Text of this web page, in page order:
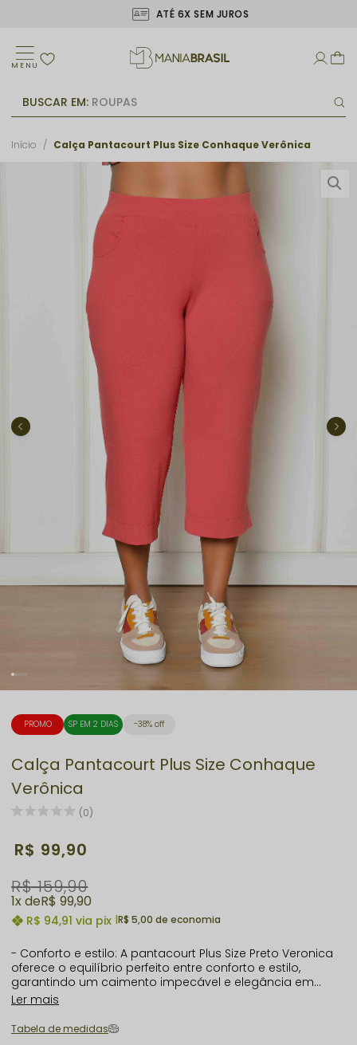
ATÉ 6X SEM JUROS
MENU
BUSCAR EM: ROUPAS
Início Calça Pantacourt Plus Size Conhaque Verônica
PROMO SP EM 2 DIAS 38% off
Calça Pantacourt Plus Size Conhaque
Verônica
(0)
R$ 94,91 via pix |R$ 5,00 de economia
R$ 159,90
R$ 99,90
1x R$ 99,90
- Conforto e estilo: A pantacourt Plus Size Preto Veronica
oferece o equilíbrio perfeito entre conforto e estilo,
garantindo um caimento impecável e elegância em
todas as ocasiões. - Tecido de alta qualidade:
anti peeling, proporciona durabilidade e maciez,
Ler mais
Tabela de medidas